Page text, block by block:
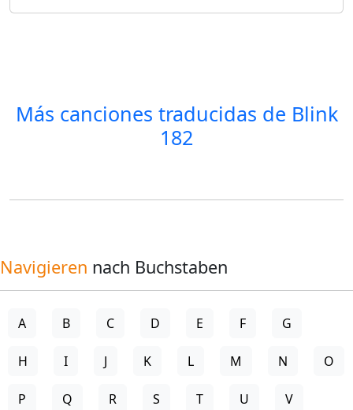
Más canciones traducidas de Blink
182
Navigieren nach Buchstaben
A B C D E F G
H I J K L M N O
P Q R S T U V